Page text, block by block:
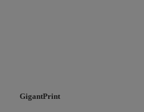
GigantPrint